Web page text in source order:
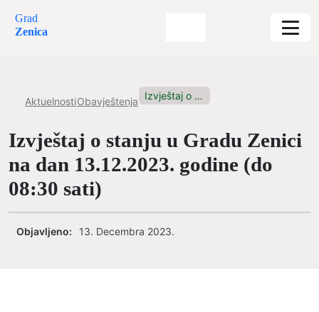
Grad
Zenica
AktuelnostiObavještenja Izvještaj o stanju u Gradu...
Izvještaj o stanju u Gradu Zenici
na dan 13.12.2023. godine (do
08:30 sati)
Objavljeno: 13. Decembra 2023.